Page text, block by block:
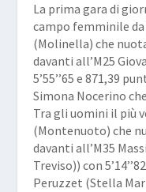
La prima gara di
campo femminile
(Molinella) che nuota
davanti all’M25
5’55’’65 e 871,39
Simona Nocerino
Tra gli uomini il più
(Montenuoto) che
davanti all’M35
Treviso)) con
Peruzzet (Stella